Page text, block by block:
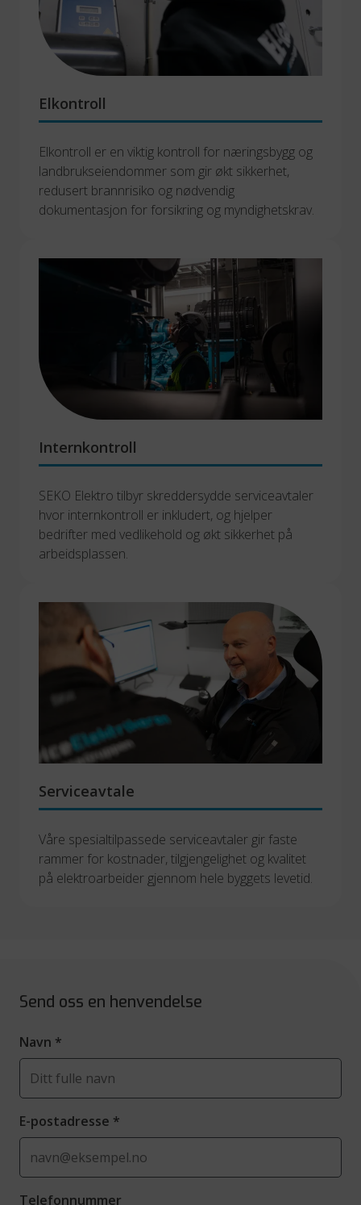
Elkontroll
Elkontroll er en viktig kontroll for næringsbygg og
landbrukseiendommer som gir økt sikkerhet,
redusert brannrisiko og nødvendig
dokumentasjon for forsikring og myndighetskrav.
Internkontroll
SEKO Elektro tilbyr skreddersydde serviceavtaler
hvor internkontroll er inkludert, og hjelper
bedrifter med vedlikehold og økt sikkerhet på
arbeidsplassen.
Serviceavtale
Våre spesialtilpassede serviceavtaler gir faste
rammer for kostnader, tilgjengelighet og kvalitet
på elektroarbeider gjennom hele byggets levetid.
Send oss en henvendelse
Navn *
E-postadresse *
Telefonnummer